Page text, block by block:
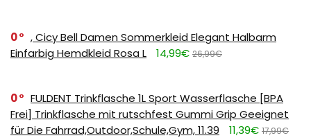
0
, Cicy Bell Damen Sommerkleid Elegant Halbarm
Einfarbig Hemdkleid Rosa L
14,99€ 26,99€
0
FULDENT Trinkflasche 1L Sport Wasserflasche [BPA
Frei] Trinkflasche mit rutschfest Gummi Grip Geeignet
für Die Fahrrad,Outdoor,Schule,Gym, 11.39
11,39€ 17,99€